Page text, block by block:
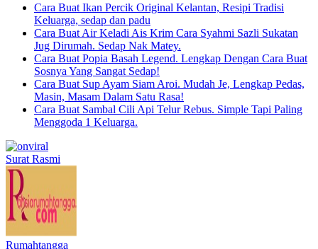
Cara Buat Ikan Percik Original Kelantan, Resipi Tradisi
Keluarga, sedap dan padu
Cara Buat Air Keladi Ais Krim Cara Syahmi Sazli Sukatan
Jug Dirumah. Sedap Nak Matey.
Cara Buat Popia Basah Legend. Lengkap Dengan Cara Buat
Sosnya Yang Sangat Sedap!
Cara Buat Sup Ayam Siam Aroi. Mudah Je, Lengkap Pedas,
Masin, Masam Dalam Satu Rasa!
Cara Buat Sambal Cili Api Telur Rebus. Simple Tapi Paling
Menggoda 1 Keluarga.
Surat Rasmi
Rumahtangga